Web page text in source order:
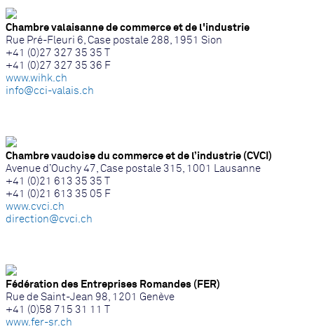
Chambre valaisanne de commerce et de l'industrie
Rue Pré-Fleuri 6, Case postale 288, 1951 Sion
+41 (0)27 327 35 35 T
+41 (0)27 327 35 36 F
www.wihk.ch
info@cci-valais.ch
Chambre vaudoise du commerce et de l’industrie (CVCI)
Avenue d’Ouchy 47, Case postale 315, 1001 Lausanne
+41 (0)21 613 35 35 T
+41 (0)21 613 35 05 F
www.cvci.ch
direction@cvci.ch
Fédération des Entreprises Romandes (FER)
Rue de Saint-Jean 98, 1201 Genève
+41 (0)58 715 31 11 T
www.fer-sr.ch